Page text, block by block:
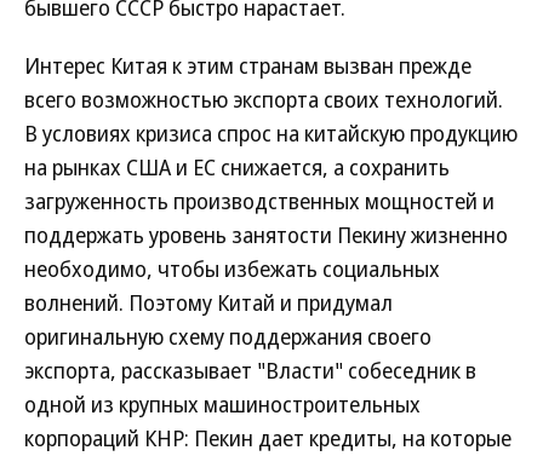
бывшего СССР быстро нарастает.
Интерес Китая к этим странам вызван прежде
всего возможностью экспорта своих технологий.
В условиях кризиса спрос на китайскую продукцию
на рынках США и ЕС снижается, а сохранить
загруженность производственных мощностей и
поддержать уровень занятости Пекину жизненно
необходимо, чтобы избежать социальных
волнений. Поэтому Китай и придумал
оригинальную схему поддержания своего
экспорта, рассказывает "Власти" собеседник в
одной из крупных машиностроительных
корпораций КНР: Пекин дает кредиты, на которые